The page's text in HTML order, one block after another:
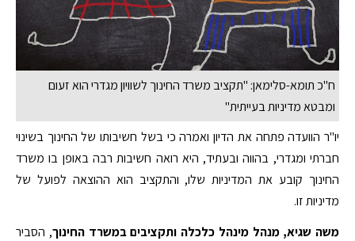
ח"כ תומא-סלימאן: "תקציב משרד החינוך לשוויון מגדרי הוא זעום
ומבטא מדיניות בעייתית"
יו"ר הוועדה פתחה את הדיון ואמרה כי בשל חשיבותו של החינוך בשינוי
חברתי ומגדרי, בהווה ובעתיד, היא רואה חשיבות רבה באופן בו משרד
החינוך קובע את המדיניות שלו, והתקציב הוא ההוצאה לפועל של
מדיניות זו.
משה שגיא, מנהל מינהל כלכלה ותקציבים במשרד החינוך, הסביר